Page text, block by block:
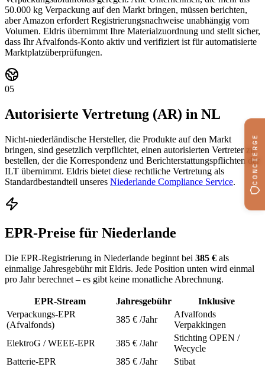
50.000 kg Verpackung auf den Markt bringen, müssen berichten,
aber Amazon erfordert Registrierungsnachweise unabhängig vom
Volumen. Eldris übernimmt Ihre Materialzuordnung und stellt sicher,
dass Ihr Afvalfonds-Konto aktiv und verifiziert ist für automatisierte
Marktplatzüberprüfungen.
05
Autorisierte Vertretung (AR) in NL
Nicht-niederländische Hersteller, die Produkte auf den Markt
bringen, sind gesetzlich verpflichtet, einen autorisierten Vertreter zu
bestellen, der die Korrespondenz und Berichterstattungspflichten der
ILT übernimmt. Eldris bietet diese rechtliche Vertretung als
Standardbestandteil unseres Niederlande Compliance Service.
EPR-Preise für Niederlande
Die EPR-Registrierung in Niederlande beginnt bei 385 € als
einmalige Jahresgebühr mit Eldris. Jede Position unten wird einmal
pro Jahr berechnet – es gibt keine monatliche Abrechnung.
EPR-Stream Jahresgebühr
Inklusive
Verpackungs-EPR
(Afvalfonds)
385 € /Jahr
Afvalfonds
Verpakkingen
ElektroG / WEEE-EPR
385 € /Jahr
Stichting OPEN /
Wecycle
Batterie-EPR
385 € /Jahr Stibat
CONCIERGE